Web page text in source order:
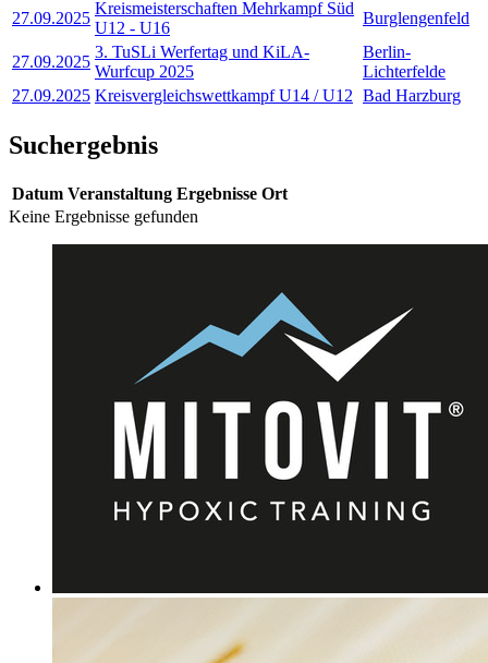
27.09.2025
Kreismeisterschaften Mehrkampf Süd
U12 - U16
Burglengenfeld
27.09.2025
3. TuSLi Werfertag und KiLA-
Wurfcup 2025
Berlin-
Lichterfelde
27.09.2025 Kreisvergleichswettkampf U14 / U12 Bad Harzburg
Suchergebnis
Datum Veranstaltung Ergebnisse Ort
Keine Ergebnisse gefunden